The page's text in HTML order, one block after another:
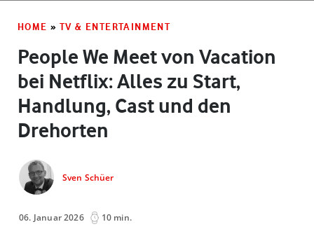
HOME » TV & ENTERTAINMENT
People We Meet von Vacation
bei Netflix: Alles zu Start,
Handlung, Cast und den
Drehorten
Sven Schüer
06. Januar 2026 10 min.